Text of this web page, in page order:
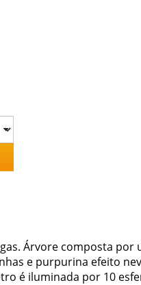
Árvore composta por
e purpurina efeito
é iluminada por 10